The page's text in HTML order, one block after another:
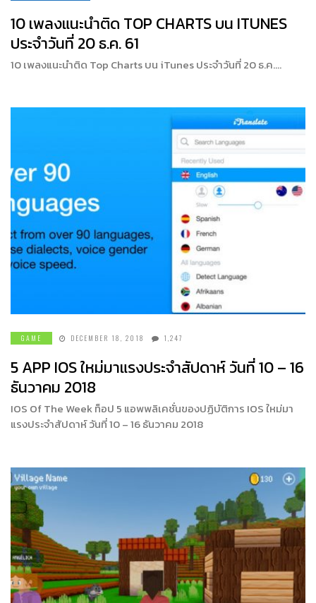
10 เพลงแนะนำติด TOP CHARTS บน ITUNES
ประจำวันที่ 20 ธ.ค. 61
10 เพลงแนะนำติด Top Charts บน iTunes ประจำวันที่ 20 ธ.ค….
GAME DECEMBER 18, 2018 1,247
5 APP IOS ใหม่มาแรงประจำสัปดาห์ วันที่ 10 – 16
ธันวาคม 2018
IOS Of The Week ท็อป 5 แอพพลิเคชั่นของปฏิบัติการ IOS ใหม่มา
แรงประจำสัปดาห์ วันที่ 10 – 16 ธันวาคม 2018